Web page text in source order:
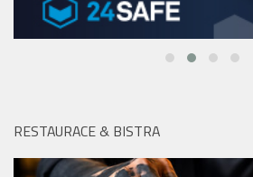
RESTAURACE & BISTRA